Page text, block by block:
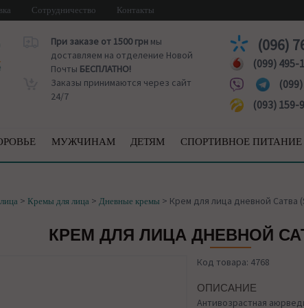
Сотрудничество Контакты
При заказе от 1500 грнмы
доставляем на отделение Новой
Почты БЕСПЛАТНО!
Заказы принимаются через сайт
24/7
(096)
(099) 495-
(093) 159-
МУЖЧИНАМ ДЕТЯМ СПОРТИВНОЕ ПИТАНИЕ
> Кремы для лица > Дневные кремы > Крем для лица дневной Сатва
КРЕМ ДЛЯ ЛИЦА ДНЕВНОЙ
Код товара: 4768
ОПИСАНИЕ
Антивозрастная